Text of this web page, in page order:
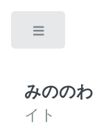
みののわ
イト